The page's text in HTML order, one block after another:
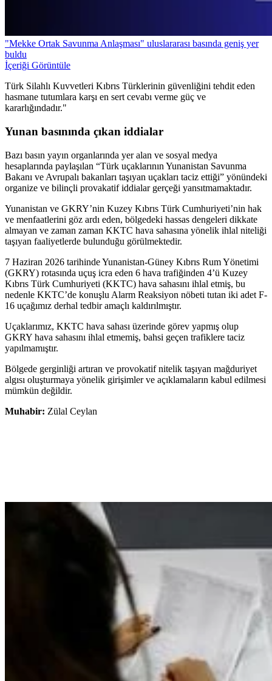
"Mekke Ortak Savunma Anlaşması" uluslararası basında geniş yer
buldu
İçeriği Görüntüle
Türk Silahlı Kuvvetleri Kıbrıs Türklerinin güvenliğini tehdit eden
hasmane tutumlara karşı en sert cevabı verme güç ve
kararlığındadır."
Yunan basınında çıkan iddialar
Bazı basın yayın organlarında yer alan ve sosyal medya
hesaplarında paylaşılan “Türk uçaklarının Yunanistan Savunma
Bakanı ve Avrupalı bakanları taşıyan uçakları taciz ettiği” yönündeki
organize ve bilinçli provakatif iddialar gerçeği yansıtmamaktadır.
Yunanistan ve GKRY’nin Kuzey Kıbrıs Türk Cumhuriyeti’nin hak
ve menfaatlerini göz ardı eden, bölgedeki hassas dengeleri dikkate
almayan ve zaman zaman KKTC hava sahasına yönelik ihlal niteliği
taşıyan faaliyetlerde bulunduğu görülmektedir.
7 Haziran 2026 tarihinde Yunanistan-Güney Kıbrıs Rum Yönetimi
(GKRY) rotasında uçuş icra eden 6 hava trafiğinden 4’ü Kuzey
Kıbrıs Türk Cumhuriyeti (KKTC) hava sahasını ihlal etmiş, bu
nedenle KKTC’de konuşlu Alarm Reaksiyon nöbeti tutan iki adet F-
16 uçağımız derhal tedbir amaçlı kaldırılmıştır.
Uçaklarımız, KKTC hava sahası üzerinde görev yapmış olup
GKRY hava sahasını ihlal etmemiş, bahsi geçen trafiklere taciz
yapılmamıştır.
Bölgede gerginliği artıran ve provokatif nitelik taşıyan mağduriyet
algısı oluşturmaya yönelik girişimler ve açıklamaların kabul edilmesi
mümkün değildir.
Muhabir: Zülal Ceylan